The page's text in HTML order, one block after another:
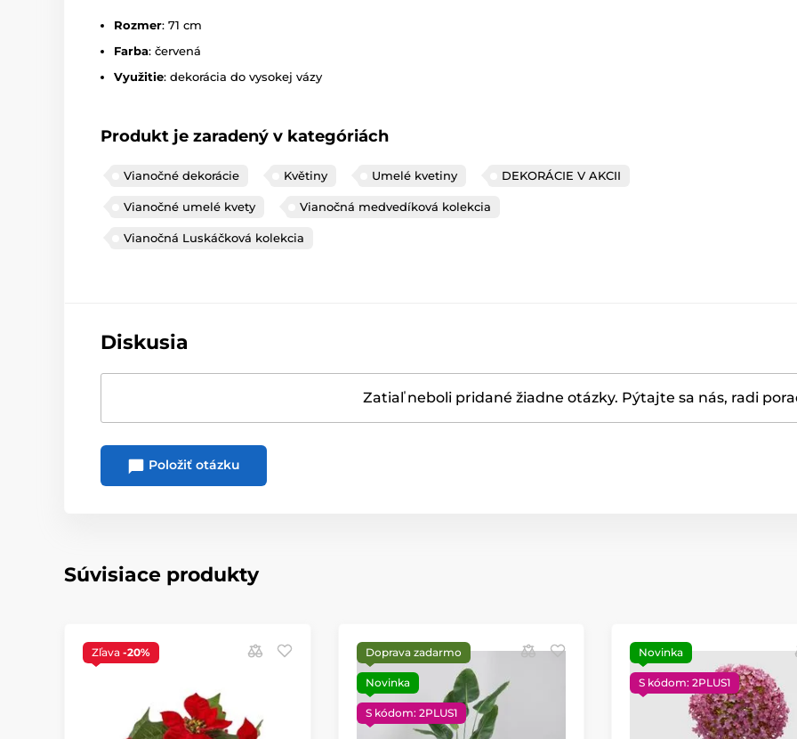
Rozmer: 71 cm
Farba: červená
Využitie: dekorácia do vysokej vázy
Produkt je zaradený v kategóriách
Vianočné dekorácie Květiny Umelé kvetiny DEKORÁCIE V AKCII
Vianočné umelé kvety Vianočná medvedíková kolekcia
Vianočná Luskáčková kolekcia
Diskusia
Zatiaľ neboli pridané žiadne otázky. Pýtajte sa nás, radi
Položiť otázku
Súvisiace produkty
Zľava -20% Doprava zadarmo
Novinka
S kódom: 2PLUS1
Novinka
S kódom: 2PLUS1